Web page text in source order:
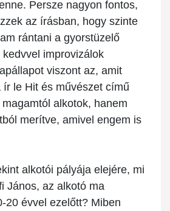
Persze nagyon fontos,
az írásban, hogy szinte
rántani a gyorstüzelő
improvizálok
viszont az, amit
ír le Hit és művészet című
alkotok, hanem
merítve, amivel engem is
alkotói pályája elejére, mi
János, az alkotó ma
20 évvel ezelőtt? Miben